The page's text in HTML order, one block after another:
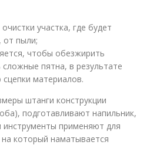
участка, где будет
от пыли;
чтобы обезжирить
пятна, в результате
материалов.
штанги конструкции
подготавливают напильник,
применяют для
который наматывается